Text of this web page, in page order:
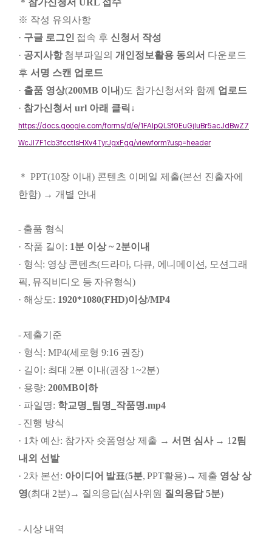
＊ 참가신청서 URL 접수
※ 작성 유의사항
· 구글 로그인 접속 후 신청서 작성
· 공지사항 첨부파일의 개인정보활용 동의서 다운로드
후 서명 스캔 업로드
· 출품 영상(200MB 이내)도 참가신청서와 함께 업로드
· 참가신청서 url 아래 클릭 ↓
https://docs.google.com/forms/d/e/1FAIpQLSf0EuGjIuBr5acJdBwZ7
WcJl7F1cb3fcctlsHXv4TyrJgxFgg/viewform?usp=header
＊ PPT(10장 이내) 콘텐츠 이메일 제출(본선 진출자에
한함) → 개별 안내
- 출품 형식
· 작품 길이 : 1분 이상~ 2분이내
· 형식: 영상 콘텐츠(드라마, 다큐, 에니메이션, 모션그래
픽, 뮤직비디오 등 자유형식)
· 해상도: 1920*1080(FHD)이상/MP4
-제출기준
· 형식: MP4(세로형 9:16 권장)
· 길이 : 최대 2분 이내(권장 1~2분)
· 용량: 200MB이하
· 파일명: 학교명 팀명 작품명.mp4
- 진행 방식
· 1 차 예산: 참가자 숏폼영상 제출 → 서면 심사 → 12팀
내외 선발
· 2차 본선 : 아이디어 발표(5분, PPT활용)→제출 영상 상
영(최대 2분)→ 질의응답(심사위원 질의응답5분)
-시상 내역